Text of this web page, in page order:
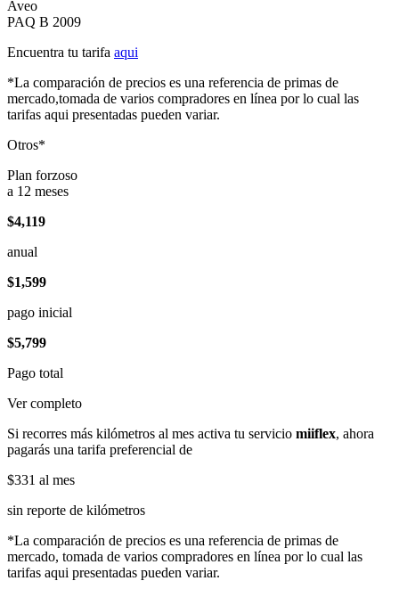
Aveo
PAQ B 2009
Encuentra tu tarifa aqui
*La comparación de precios es una referencia de primas de
mercado,tomada de varios compradores en línea por lo cual las
tarifas aqui presentadas pueden variar.
Otros*
Plan forzoso
a 12 meses
$4,119
anual
$1,599
pago inicial
$5,799
Pago total
Ver completo
Si recorres más kilómetros al mes activa tu servicio miiflex, ahora
pagarás una tarifa preferencial de
$331 al mes
sin reporte de kilómetros
*La comparación de precios es una referencia de primas de
mercado, tomada de varios compradores en línea por lo cual las
tarifas aqui presentadas pueden variar.